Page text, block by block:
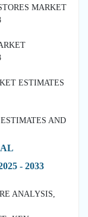
MARKET
AND
- 2033